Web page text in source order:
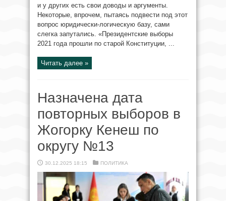
и у других есть свои доводы и аргументы.
Некоторые, впрочем, пытаясь подвести под этот
вопрос юридически-логическую базу, сами
слегка запутались. «Президентские выборы
2021 года прошли по старой Конституции, ...
Читать далее »
Назначена дата
повторных выборов в
Жогорку Кенеш по
округу №13
30.12.2025 18:15 ПОЛИТИКА